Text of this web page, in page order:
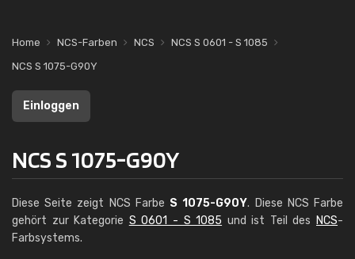
Home NCS-Farben NCS
NCS S 0601 - S 1085
NCS S 1075-G90Y
Einloggen
NCS S 1075-G90Y
Diese Seite zeigt NCS Farbe S 1075-G90Y. Diese NCS Farbe
gehört zur Kategorie S 0601 - S 1085 und ist Teil des NCS-
Farbsystems.